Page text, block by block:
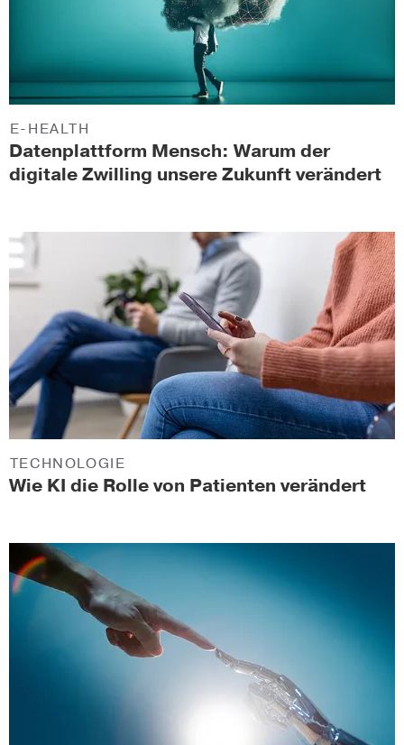
Datenplattform Mensch: Warum der
digitale Zwilling unsere Zukunft verändert
E-HEALTH
Wie KI die Rolle von Patienten verändert
TECHNOLOGIE